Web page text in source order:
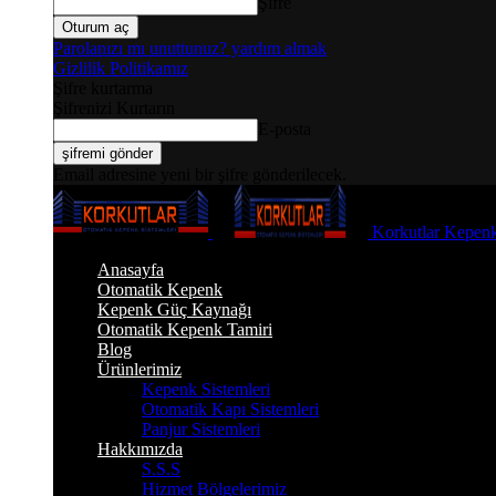
Parolanızı mı unuttunuz? yardım almak
Gizlilik Politikamız
Korkutlar
Anasayfa
Otomatik Kepenk
Kepenk Güç Kaynağı
Otomatik Kepenk Tamiri
Blog
Ürünlerimiz
Kepenk Sistemleri
Otomatik Kapı Sistemleri
Panjur Sistemleri
Hakkımızda
S.S.S
Hizmet Bölgelerimiz